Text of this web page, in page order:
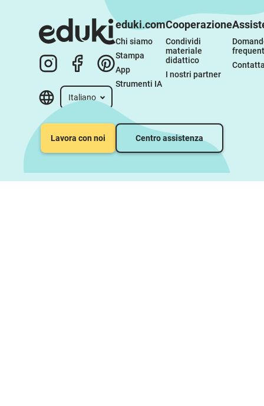
Italiano
eduki.com
Chi siamo
Stampa
App
Strumenti IA
Cooperazione
Condividi
materiale
didattico
I nostri partner
Lavora con noi Centro assistenza